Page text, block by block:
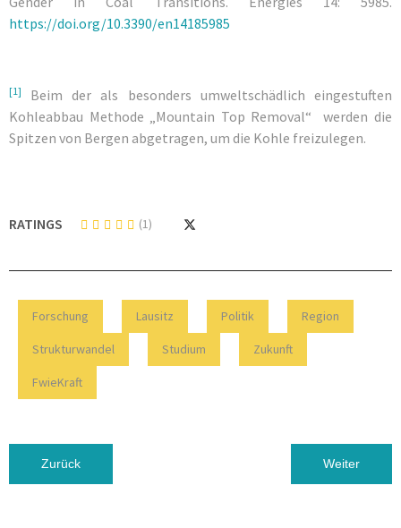
https://doi.org/10.3390/en14185985
[1]
Beim der als besonders umweltschädlich eingestuften
Kohleabbau Methode „Mountain Top Removal“ werden die
Spitzen von Bergen abgetragen, um die Kohle freizulegen.
RATINGS (1)
Forschung Lausitz Politik Region
Strukturwandel Studium Zukunft
FwieKraft
Vorheriger Beitrag: F wie Fliegen
Zurück Nächster
Weiter